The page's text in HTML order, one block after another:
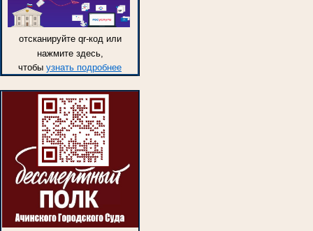
отсканируйте qr-код или
нажмите здесь,
чтобы узнать подробнее